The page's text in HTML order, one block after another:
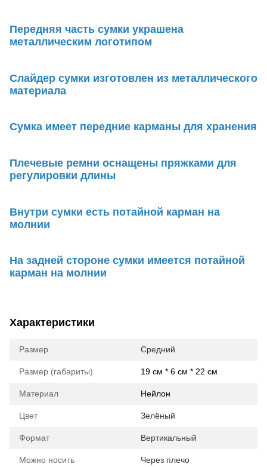
Передняя часть сумки украшена
металлическим логотипом
Слайдер сумки изготовлен из металлического
материала
Сумка имеет передние карманы для хранения
Плечевые ремни оснащены пряжками для
регулировки длины
Внутри сумки есть потайной карман на
молнии
На задней стороне сумки имеется потайной
карман на молнии
Характеристики
Размер Средний
Размер (габариты) 19 см * 6 см * 22 см
Материал Нейлон
Цвет Зелёный
Формат Вертикальный
Можно носить Через плечо